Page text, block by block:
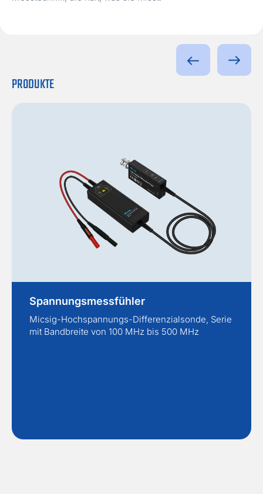
PRODUKTE
Spannungsmessfühler
Micsig-Hochspannungs-Differenzialsonde, Serie
mit Bandbreite von 100 MHz bis 500 MHz